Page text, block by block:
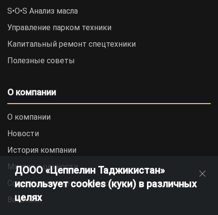
S•O•S Анализ масла
Управление парком техники
Капитальный ремонт спецтехники
Полезные советы
О компании
О компании
Новости
История компании
Миссия и ценности
Социальная ответственность
Вакансии
ДООО «Цеппелин Таджикистан»
использует cookies (куки) в различных
целях